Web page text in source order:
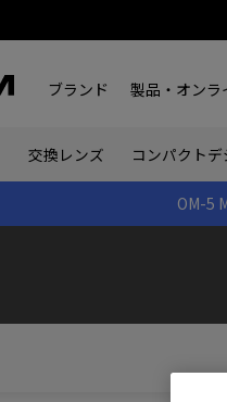
ブランド 製品・オンラ
交換レンズ コンパクト
OM-5